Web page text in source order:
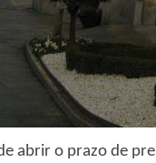
abrir o prazo de